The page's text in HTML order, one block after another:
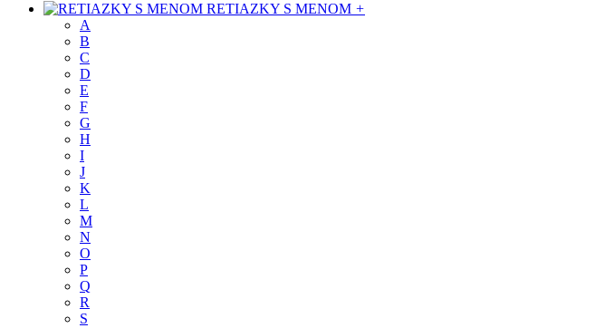
RETIAZKY S MENOM +
A
B
C
D
E
F
G
H
I
J
K
L
M
N
O
P
Q
R
S